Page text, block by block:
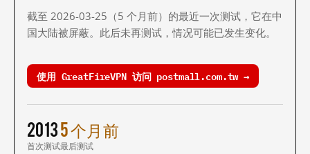
截至 2026-03-25（5 个月前）的最近一次测试，它在中
国大陆被屏蔽。此后未再测试，情况可能已发生变化。
使用 GreatFireVPN 访问 postmall.com.tw →
2013
首次测试
5 个月前
最后测试